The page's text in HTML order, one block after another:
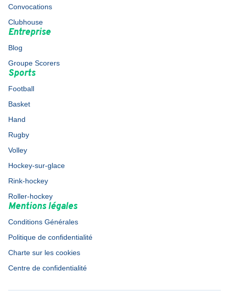
Convocations
Clubhouse
Entreprise
Blog
Groupe Scorers
Sports
Football
Basket
Hand
Rugby
Volley
Hockey-sur-glace
Rink-hockey
Roller-hockey
Mentions légales
Conditions Générales
Politique de confidentialité
Charte sur les cookies
Centre de confidentialité